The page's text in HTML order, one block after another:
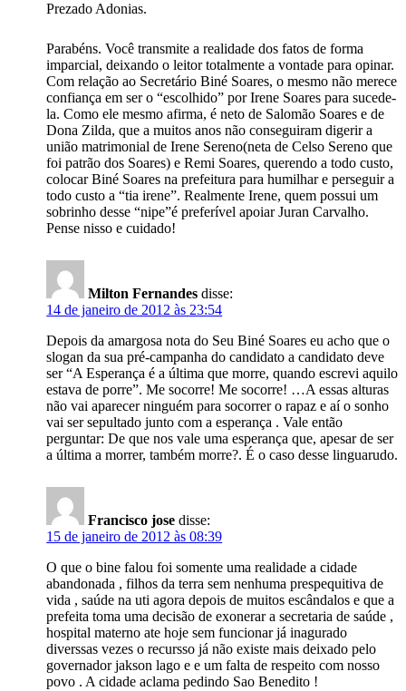
Prezado Adonias.
Parabéns. Você transmite a realidade dos fatos de forma
imparcial, deixando o leitor totalmente a vontade para opinar.
Com relação ao Secretário Biné Soares, o mesmo não merece
confiança em ser o “escolhido” por Irene Soares para sucede-
la. Como ele mesmo afirma, é neto de Salomão Soares e de
Dona Zilda, que a muitos anos não conseguiram digerir a
união matrimonial de Irene Sereno(neta de Celso Sereno que
foi patrão dos Soares) e Remi Soares, querendo a todo custo,
colocar Biné Soares na prefeitura para humilhar e perseguir a
todo custo a “tia irene”. Realmente Irene, quem possui um
sobrinho desse “nipe”é preferível apoiar Juran Carvalho.
Pense nisso e cuidado!
Milton Fernandes disse:
14 de janeiro de 2012 às 23:54
Depois da amargosa nota do Seu Biné Soares eu acho que o
slogan da sua pré-campanha do candidato a candidato deve
ser “A Esperança é a última que morre, quando escrevi aquilo
estava de porre”. Me socorre! Me socorre! …A essas alturas
não vai aparecer ninguém para socorrer o rapaz e aí o sonho
vai ser sepultado junto com a esperança . Vale então
perguntar: De que nos vale uma esperança que, apesar de ser
a última a morrer, também morre?. É o caso desse linguarudo.
Francisco jose disse:
15 de janeiro de 2012 às 08:39
O que o bine falou foi somente uma realidade a cidade
abandonada , filhos da terra sem nenhuma prespequitiva de
vida , saúde na uti agora depois de muitos escândalos e que a
prefeita toma uma decisão de exonerar a secretaria de saúde ,
hospital materno ate hoje sem funcionar já inagurado
diverssas vezes o recursso já não existe mais deixado pelo
governador jakson lago e e um falta de respeito com nosso
povo . A cidade aclama pedindo Sao Benedito !